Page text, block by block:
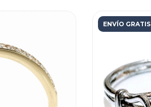
ENVÍO GRATIS